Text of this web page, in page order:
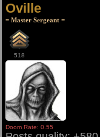
Oville
= Master Sergeant =
518
Doom Rate: 0.55